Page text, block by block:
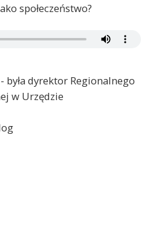
społeczeństwo?
- była dyrektor Regionalnego
w Urzędzie